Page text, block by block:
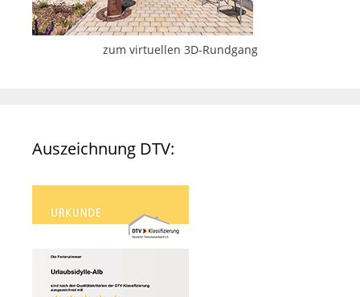
zum virtuellen 3D-Rundgang
Auszeichnung DTV: